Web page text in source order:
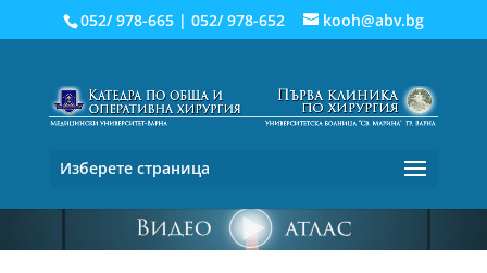
052/ 978-665| 052/ 978-652 kooh@abv.bg
Изберете страница